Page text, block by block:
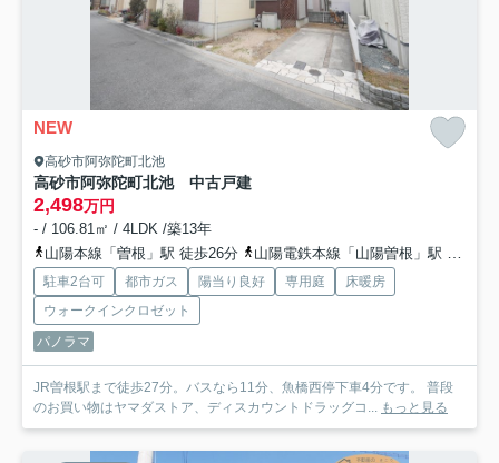
NEW
高砂市阿弥陀町北池
高砂市阿弥陀町北池 中古戸建
2,498万円
- / 106.81㎡ / 4LDK /築13年
山陽本線「曽根」駅 徒歩26分
山陽電鉄本線「山陽曽根」駅 徒歩37分
駐車2台可 都市ガス 陽当り良好 専用庭
床暖房
ウォークインクロゼット
パノラマ
JR曽根駅まで徒歩27分。バスなら11分、魚橋西停下車4分です。 普段
のお買い物はヤマダストア、ディスカウントドラッグコ... もっと見る